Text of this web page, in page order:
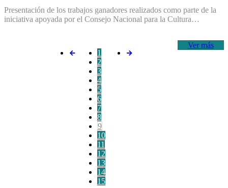
Presentación de los trabajos ganadores realizados como parte de la
iniciativa apoyada por el Consejo Nacional para la Cultura…
Ver más
1
2
3
4
5
6
7
8
9
10
11
12
13
14
15